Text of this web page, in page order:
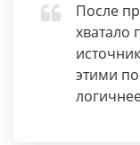
После
хватало
этими